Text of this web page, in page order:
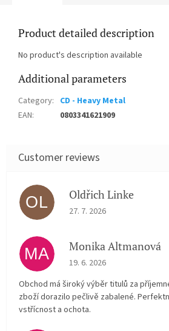
Product detailed description
No product's description available
Additional parameters
Category: CD - Heavy Metal
EAN: 0803341621909
OL Oldřich Linke
The store rating is 5 out of
27. 7. 2026
MA Monika Altmanová
The store rating is 5 out of
19. 6. 2026
Obchod má široký výběr titulů za
zboží dorazilo pečlivě zabalené.
vstřícnost a ochota.